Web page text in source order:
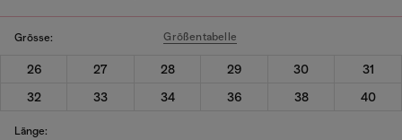
Grösse: Größentabelle
26 27 28 29 30
31
32
33 34 36 38 40
Länge: